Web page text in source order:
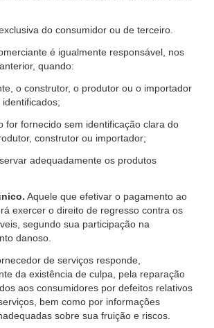
do consumidor ou de terceiro.
é igualmente responsável, nos
quando:
o construtor, o produtor ou o importador
for fornecido sem identificação clara do
construtor ou importador;
adequadamente os produtos
Aquele que efetivar o pagamento ao
exercer o direito de regresso contra os
segundo sua participação na
danoso.
de serviços responde,
da existência de culpa, pela reparação
aos consumidores por defeitos relativos
bem como por informações
sobre sua fruição e riscos.